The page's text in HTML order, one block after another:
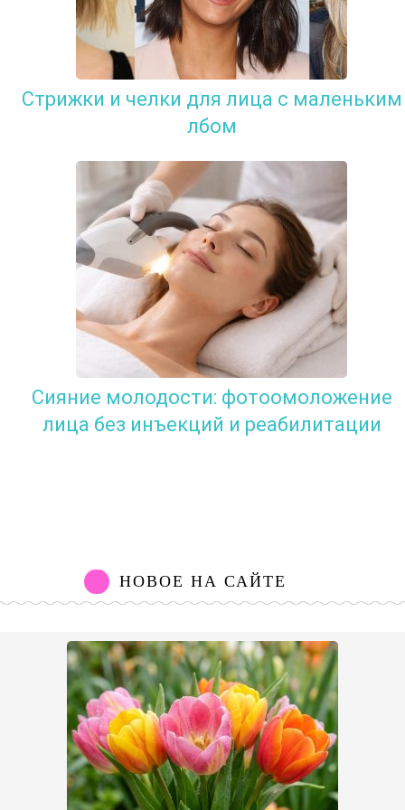
Стрижки и челки для лица с маленьким
лбом
Сияние молодости: фотоомоложение
лица без инъекций и реабилитации
НОВОЕ НА САЙТЕ